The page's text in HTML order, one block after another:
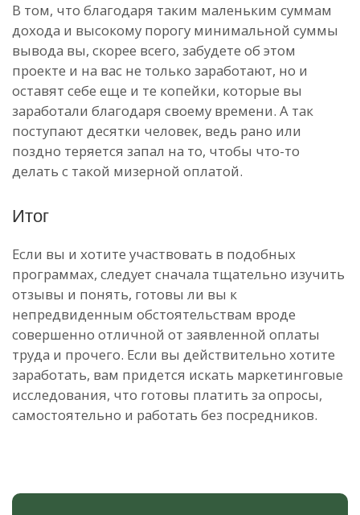
В том, что благодаря таким маленьким суммам
дохода и высокому порогу минимальной суммы
вывода вы, скорее всего, забудете об этом
проекте и на вас не только заработают, но и
оставят себе еще и те копейки, которые вы
заработали благодаря своему времени. А так
поступают десятки человек, ведь рано или
поздно теряется запал на то, чтобы что-то
делать с такой мизерной оплатой.
Итог
Если вы и хотите участвовать в подобных
программах, следует сначала тщательно изучить
отзывы и понять, готовы ли вы к
непредвиденным обстоятельствам вроде
совершенно отличной от заявленной оплаты
труда и прочего. Если вы действительно хотите
заработать, вам придется искать маркетинговые
исследования, что готовы платить за опросы,
самостоятельно и работать без посредников.